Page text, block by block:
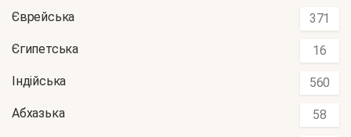
Єврейська 371
Єгипетська 16
Індійська 560
Абхазька 58